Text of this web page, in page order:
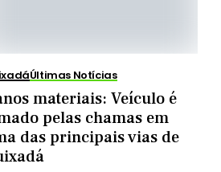
Últimas Notícias
materiais: Veículo é
pelas chamas em
das principais vias de